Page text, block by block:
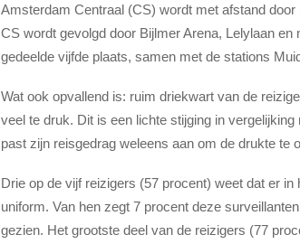
Amsterdam Centraal (CS) wordt met afstand
CS wordt gevolgd door Bijlmer Arena, Lelylaan
gedeelde vijfde plaats, samen met de stations
Wat ook opvallend is: ruim driekwart van de
veel te druk. Dit is een lichte stijging in
past zijn reisgedrag weleens aan om de drukte te
Drie op de vijf reizigers (57 procent) weet dat er
uniform. Van hen zegt 7 procent deze
gezien. Het grootste deel van de reizigers (77